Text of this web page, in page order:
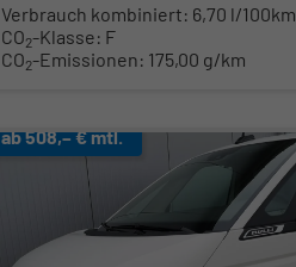
Verbrauch kombiniert: 6,70 l/100km
CO2-Klasse: F
CO2-Emissionen: 175,00 g/km
ab 508,– € mtl.